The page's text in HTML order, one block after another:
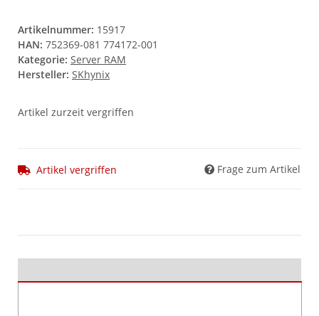
Artikelnummer: 15917
HAN: 752369-081 774172-001
Kategorie: Server RAM
Hersteller: SKhynix
Artikel zurzeit vergriffen
Artikel vergriffen Frage zum Artikel